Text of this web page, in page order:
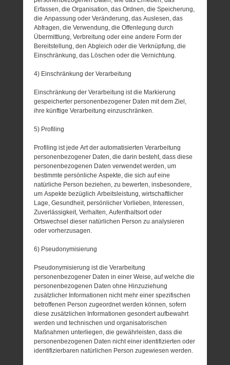
Erfassen, die Organisation, das Ordnen, die Speicherung,
die Anpassung oder Veränderung, das Auslesen, das
Abfragen, die Verwendung, die Offenlegung durch
Übermittlung, Verbreitung oder eine andere Form der
Bereitstellung, den Abgleich oder die Verknüpfung, die
Einschränkung, das Löschen oder die Vernichtung.
4) Einschränkung der Verarbeitung
Einschränkung der Verarbeitung ist die Markierung
gespeicherter personenbezogener Daten mit dem Ziel,
ihre künftige Verarbeitung einzuschränken.
5) Profiling
Profiling ist jede Art der automatisierten Verarbeitung
personenbezogener Daten, die darin besteht, dass diese
personenbezogenen Daten verwendet werden, um
bestimmte persönliche Aspekte, die sich auf eine
natürliche Person beziehen, zu bewerten, insbesondere,
um Aspekte bezüglich Arbeitsleistung, wirtschaftlicher
Lage, Gesundheit, persönlicher Vorlieben, Interessen,
Zuverlässigkeit, Verhalten, Aufenthaltsort oder
Ortswechsel dieser natürlichen Person zu analysieren
oder vorherzusagen.
6) Pseudonymisierung
Pseudonymisierung ist die Verarbeitung
personenbezogener Daten in einer Weise, auf welche die
personenbezogenen Daten ohne Hinzuziehung
zusätzlicher Informationen nicht mehr einer spezifischen
betroffenen Person zugeordnet werden können, sofern
diese zusätzlichen Informationen gesondert aufbewahrt
werden und technischen und organisatorischen
Maßnahmen unterliegen, die gewährleisten, dass die
personenbezogenen Daten nicht einer identifizierten oder
identifizierbaren natürlichen Person zugewiesen werden.